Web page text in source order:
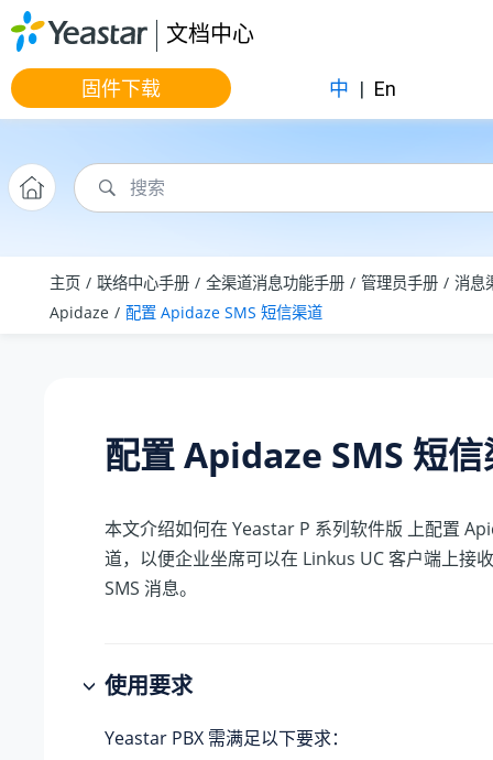
跳转到主要内容
文档中心
固件下载 中 | En
主页 联络中心手册 全渠道消息功能手册 管理员手册
消息
Apidaze
配置 Apidaze SMS 短信渠道
配置 Apidaze SMS 短信
本文介绍如何在 Yeastar P 系列软件版上配置
道，以便企业坐席可以在 Linkus UC 客户端上接
SMS 消息。
使用要求
Yeastar PBX 需满足以下要求：